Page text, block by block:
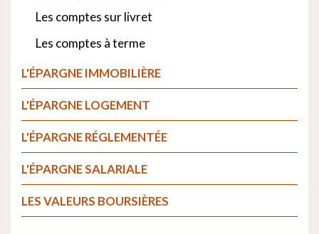
Les comptes sur livret
Les comptes à terme
L'ÉPARGNE IMMOBILIÈRE
L'ÉPARGNE LOGEMENT
L'ÉPARGNE RÉGLEMENTÉE
L'ÉPARGNE SALARIALE
LES VALEURS BOURSIÈRES